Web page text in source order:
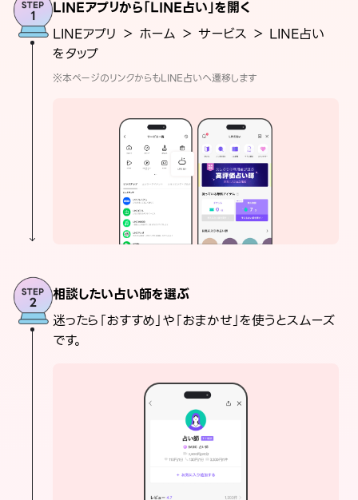
LINEアプリから「LINE占い」を開く
LINEアプリ ＞ ホーム ＞ サービス ＞ LINE占い
をタップ
※本ページのリンクからもLINE占いへ遷移します
相談したい占い師を選ぶ
迷ったら「おすすめ」や「おまかせ」を使うとスムーズ
です。